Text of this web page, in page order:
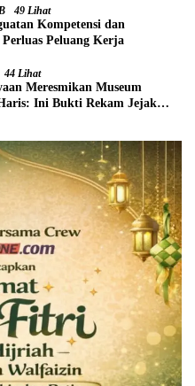
49 Lihat
Kompetensi dan
Peluang Kerja
44 Lihat
Meresmikan Museum
Ini Bukti Rekam Jejak